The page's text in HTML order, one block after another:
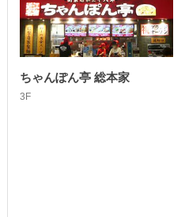
ちゃんぽん亭 総本家
3F